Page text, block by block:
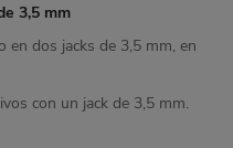
3,5 mm
en dos jacks de 3,5 mm, en
con un jack de 3,5 mm.